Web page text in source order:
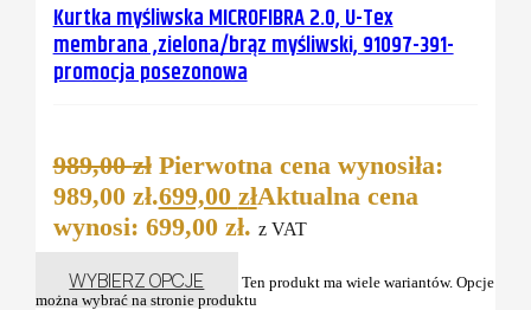
Kurtka myśliwska MICROFIBRA 2.0, U-Tex
membrana ,zielona/brąz myśliwski, 91097-391-
promocja posezonowa
989,00zł Pierwotna cena wynosiła:
989,00 zł.699,00 złAktualna cena
wynosi: 699,00 zł. z VAT
WYBIERZ OPCJE
Ten produkt ma wiele wariantów. Opcje
można wybrać na stronie produktu